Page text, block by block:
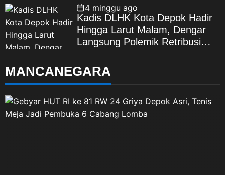
4 minggu ago
Kadis DLHK Kota Depok Hadir
Hingga Larut Malam, Dengar
Langsung Polemik Retribusi
MANCANEGARA